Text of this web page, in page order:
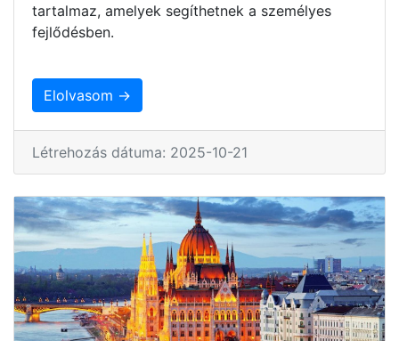
tartalmaz, amelyek segíthetnek a személyes
fejlődésben.
Elolvasom →
Létrehozás dátuma: 2025-10-21